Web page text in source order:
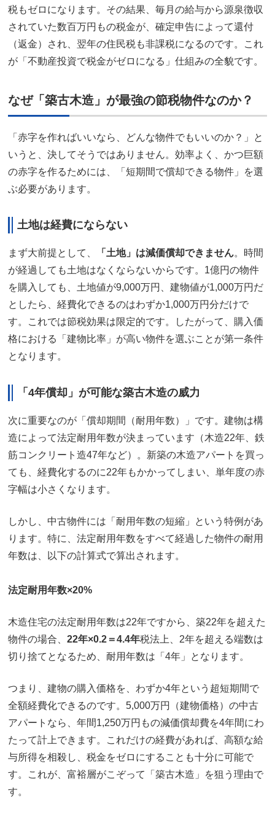
税もゼロになります。その結果、毎月の給与から源泉徴収
されていた数百万円もの税金が、確定申告によって還付
（返金）され、翌年の住民税も非課税になるのです。これ
が「不動産投資で税金がゼロになる」仕組みの全貌です。
なぜ「築古木造」が最強の節税物件なのか？
「赤字を作ればいいなら、どんな物件でもいいのか？」と
いうと、決してそうではありません。効率よく、かつ巨額
の赤字を作るためには、「短期間で償却できる物件」を選
ぶ必要があります。
土地は経費にならない
まず大前提として、 「土地」は減価償却できません。時間
が経過しても土地はなくならないからです。1億円の物件
を購入しても、土地値が9,000万円、建物値が1,000万円だ
としたら、経費化できるのはわずか1,000万円分だけで
す。これでは節税効果は限定的です。したがって、購入価
格における「建物比率」が高い物件を選ぶことが第一条件
となります。
「4年償却」が可能な築古木造の威力
次に重要なのが「償却期間（耐用年数）」です。建物は構
造によって法定耐用年数が決まっています（木造22年、鉄
筋コンクリート造47年など）。新築の木造アパートを買っ
ても、経費化するのに22年もかかってしまい、単年度の赤
字幅は小さくなります。
しかし、中古物件には「耐用年数の短縮」という特例があ
ります。特に、法定耐用年数をすべて経過した物件の耐用
年数は、以下の計算式で算出されます。
法定耐用年数×20%
木造住宅の法定耐用年数は22年ですから、築22年を超えた
物件の場合、 22年×0.2＝4.4年税法上、2年を超える端数は
切り捨てとなるため、耐用年数は「4年」となります。
つまり、建物の購入価格を、わずか4年という超短期間で
全額経費化できるのです。5,000万円（建物価格）の中古
アパートなら、年間1,250万円もの減価償却費を4年間にわ
たって計上できます。これだけの経費があれば、高額な給
与所得を相殺し、税金をゼロにすることも十分に可能で
す。これが、富裕層がこぞって「築古木造」を狙う理由で
す。